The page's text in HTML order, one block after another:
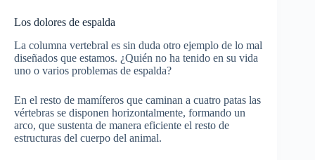
Los dolores de espalda
La columna vertebral es sin duda otro ejemplo de lo mal
diseñados que estamos. ¿Quién no ha tenido en su vida
uno o varios problemas de espalda?
En el resto de mamíferos que caminan a cuatro patas las
vértebras se disponen horizontalmente, formando un
arco, que sustenta de manera eficiente el resto de
estructuras del cuerpo del animal.